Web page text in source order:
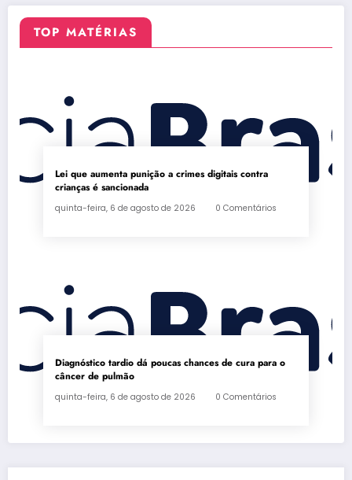
TOP MATÉRIAS
Lei que aumenta punição a crimes digitais contra
crianças é sancionada
quinta-feira, 6 de agosto de 2026 0 Comentários
Diagnóstico tardio dá poucas chances de cura para o
câncer de pulmão
quinta-feira, 6 de agosto de 2026 0 Comentários